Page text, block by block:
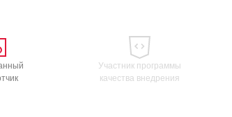
Участник программы
качества внедрения